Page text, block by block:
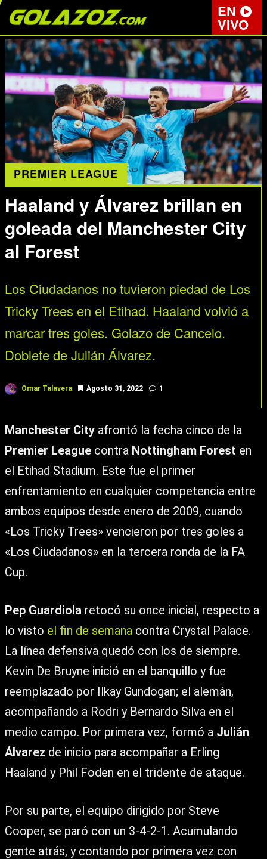
EN
VIVO
PREMIER LEAGUE
Haaland y Álvarez brillan en
goleada del Manchester City
al Forest
Los Ciudadanos no tuvieron piedad de Los
Tricky Trees en el Etihad. Haaland volvió a
marcar tres goles. Golazo de Cancelo.
Doblete de Julián Álvarez.
Omar Talavera Agosto 31, 2022 1
Manchester City afrontó la fecha cinco de la
Premier League contra Nottingham Forest en
el Etihad Stadium. Este fue el primer
enfrentamiento en cualquier competencia entre
ambos equipos desde enero de 2009, cuando
«Los Tricky Trees» vencieron por tres goles a
«Los Ciudadanos» en la tercera ronda de la FA
Cup.
Pep Guardiola retocó su once inicial, respecto a
lo visto el fin de semana contra Crystal Palace.
La línea defensiva quedó con los de siempre.
Kevin De Bruyne inició en el banquillo y fue
reemplazado por Ilkay Gundogan; el alemán,
acompañando a Rodri y Bernardo Silva en el
medio campo. Por primera vez, formó a Julián
Álvarez de inicio para acompañar a Erling
Haaland y Phil Foden en el tridente de ataque.
Por su parte, el equipo dirigido por Steve
Cooper, se paró con un 3-4-2-1. Acumulando
gente atrás, y contando por primera vez con